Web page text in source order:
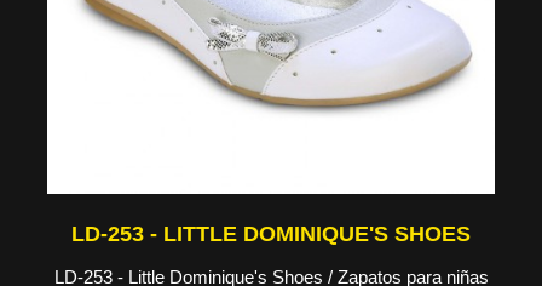
LD-253 - LITTLE DOMINIQUE'S SHOES
LD-253 - Little Dominique's Shoes / Zapatos para niñas